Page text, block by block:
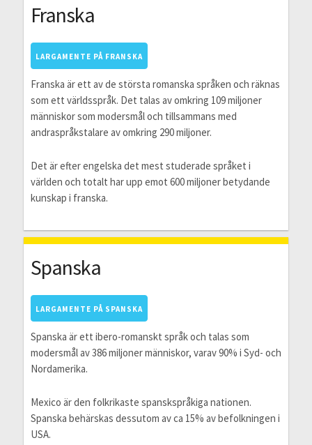
Franska
LARGAMENTE PÅ FRANSKA
Franska är ett av de största romanska språken och räknas
som ett världsspråk. Det talas av omkring 109 miljoner
människor som modersmål och tillsammans med
andraspråkstalare av omkring 290 miljoner.
Det är efter engelska det mest studerade språket i
världen och totalt har upp emot 600 miljoner betydande
kunskap i franska.
Spanska
LARGAMENTE PÅ SPANSKA
Spanska är ett ibero-romanskt språk och talas som
modersmål av 386 miljoner människor, varav 90% i Syd- och
Nordamerika.
Mexico är den folkrikaste spanskspråkiga nationen.
Spanska behärskas dessutom av ca 15% av befolkningen i
USA.